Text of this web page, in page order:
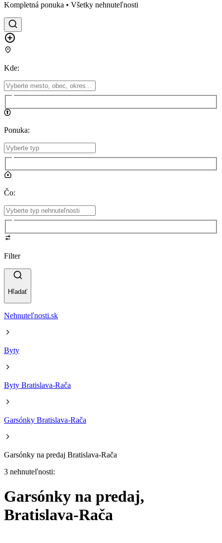
Kompletná ponuka • Všetky nehnuteľnosti
Kde:
Ponuka:
Čo:
Filter
Hľadať
Nehnuteľnosti.sk
Byty
Byty Bratislava-Rača
Garsónky Bratislava-Rača
Garsónky na predaj Bratislava-Rača
3 nehnuteľnosti:
Garsónky na predaj,
Bratislava-Rača